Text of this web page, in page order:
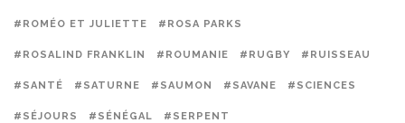
#ROMÉO ET JULIETTE #ROSA PARKS
#ROSALIND FRANKLIN #ROUMANIE #RUGBY #RUISSEAU
#SANTÉ #SATURNE #SAUMON #SAVANE #SCIENCES
#SÉJOURS #SÉNÉGAL #SERPENT